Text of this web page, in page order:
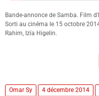
Bande-annonce de Samba. Film
Sorti au cinéma le 15 octobre
Rahim, Izïa Higelin.
Omar Sy 4 décembre 2014